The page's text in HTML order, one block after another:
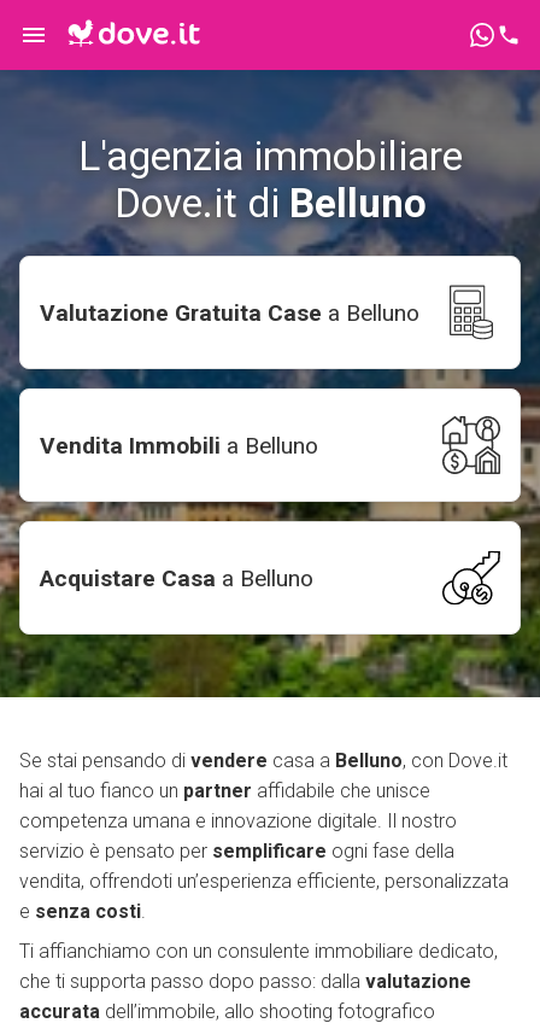
L'agenzia immobiliare
Dove.it di Belluno
Valutazione Gratuita Case a Belluno
Vendita Immobili a Belluno
Acquistare Casa a Belluno
Se stai pensando di vendere casa a Belluno, con Dove.it
hai al tuo fianco un partner affidabile che unisce
competenza umana e innovazione digitale. Il nostro
servizio è pensato per semplificare ogni fase della
vendita, offrendoti un’esperienza efficiente, personalizzata
e senza costi.
Ti affianchiamo con un consulente immobiliare dedicato,
che ti supporta passo dopo passo: dalla valutazione
accurata dell’immobile, allo shooting fotografico